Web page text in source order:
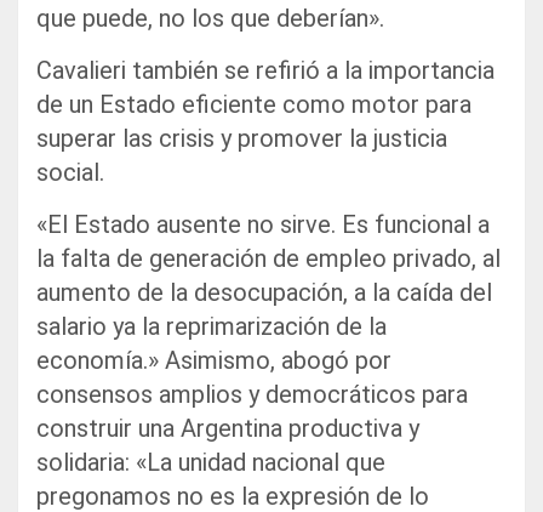
que puede, no los que deberían».
Cavalieri también se refirió a la importancia
de un Estado eficiente como motor para
superar las crisis y promover la justicia
social.
«El Estado ausente no sirve. Es funcional a
la falta de generación de empleo privado, al
aumento de la desocupación, a la caída del
salario ya la reprimarización de la
economía.» Asimismo, abogó por
consensos amplios y democráticos para
construir una Argentina productiva y
solidaria: «La unidad nacional que
pregonamos no es la expresión de lo